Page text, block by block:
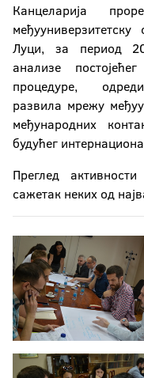
Канцеларија
Луци, за период
анализе
процедуре,
развила мрежу
међународних
будућег
Преглед
сажетак неких од